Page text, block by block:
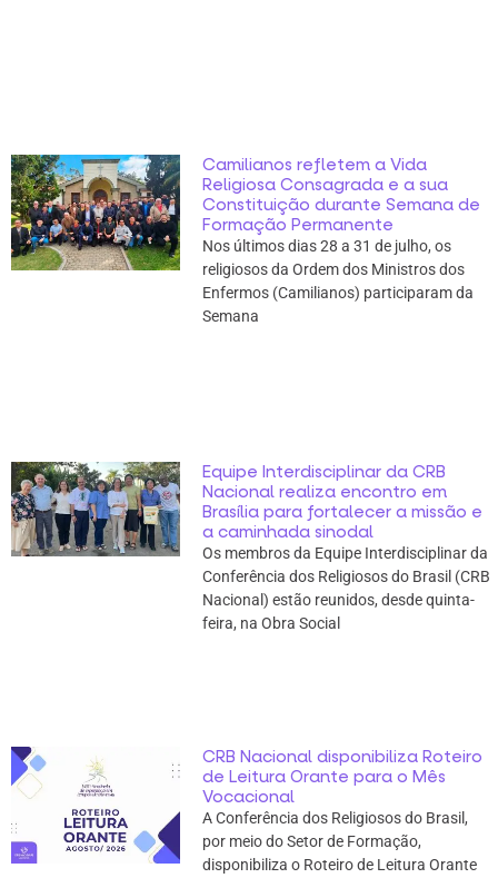
Camilianos refletem a Vida
Religiosa Consagrada e a sua
Constituição durante Semana de
Formação Permanente
Nos últimos dias 28 a 31 de julho, os
religiosos da Ordem dos Ministros dos
Enfermos (Camilianos) participaram da
Semana
Equipe Interdisciplinar da CRB
Nacional realiza encontro em
Brasília para fortalecer a missão e
a caminhada sinodal
Os membros da Equipe Interdisciplinar da
Conferência dos Religiosos do Brasil (CRB
Nacional) estão reunidos, desde quinta-
feira, na Obra Social
CRB Nacional disponibiliza Roteiro
de Leitura Orante para o Mês
Vocacional
A Conferência dos Religiosos do Brasil,
por meio do Setor de Formação,
disponibiliza o Roteiro de Leitura Orante